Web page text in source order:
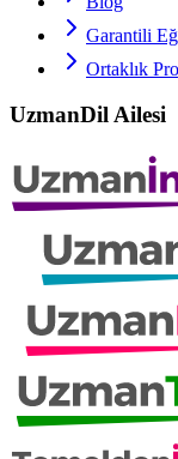
Garantili
Ortaklık
UzmanDil Ailesi